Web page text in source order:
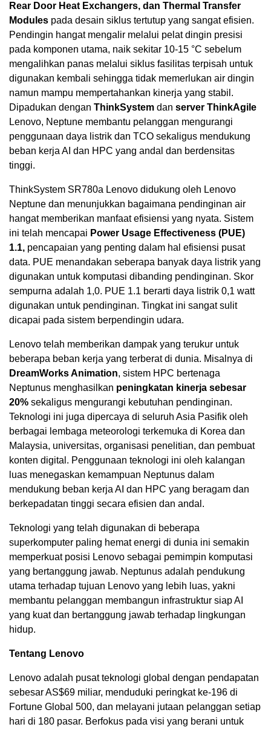
Rear Door Heat Exchangers, dan Thermal Transfer
Modules pada desain siklus tertutup yang sangat efisien.
Pendingin hangat mengalir melalui pelat dingin presisi
pada komponen utama, naik sekitar 10-15 °C sebelum
mengalihkan panas melalui siklus fasilitas terpisah untuk
digunakan kembali sehingga tidak memerlukan air dingin
namun mampu mempertahankan kinerja yang stabil.
Dipadukan dengan ThinkSystem dan server ThinkAgile
Lenovo, Neptune membantu pelanggan mengurangi
penggunaan daya listrik dan TCO sekaligus mendukung
beban kerja AI dan HPC yang andal dan berdensitas
tinggi.
ThinkSystem SR780a Lenovo didukung oleh Lenovo
Neptune dan menunjukkan bagaimana pendinginan air
hangat memberikan manfaat efisiensi yang nyata. Sistem
ini telah mencapai Power Usage Effectiveness (PUE)
1.1, pencapaian yang penting dalam hal efisiensi pusat
data. PUE menandakan seberapa banyak daya listrik yang
digunakan untuk komputasi dibanding pendinginan. Skor
sempurna adalah 1,0. PUE 1.1 berarti daya listrik 0,1 watt
digunakan untuk pendinginan. Tingkat ini sangat sulit
dicapai pada sistem berpendingin udara.
Lenovo telah memberikan dampak yang terukur untuk
beberapa beban kerja yang terberat di dunia. Misalnya di
DreamWorks Animation, sistem HPC bertenaga
Neptunus menghasilkan peningkatan kinerja sebesar
20% sekaligus mengurangi kebutuhan pendinginan.
Teknologi ini juga dipercaya di seluruh Asia Pasifik oleh
berbagai lembaga meteorologi terkemuka di Korea dan
Malaysia, universitas, organisasi penelitian, dan pembuat
konten digital. Penggunaan teknologi ini oleh kalangan
luas menegaskan kemampuan Neptunus dalam
mendukung beban kerja AI dan HPC yang beragam dan
berkepadatan tinggi secara efisien dan andal.
Teknologi yang telah digunakan di beberapa
superkomputer paling hemat energi di dunia ini semakin
memperkuat posisi Lenovo sebagai pemimpin komputasi
yang bertanggung jawab. Neptunus adalah pendukung
utama terhadap tujuan Lenovo yang lebih luas, yakni
membantu pelanggan membangun infrastruktur siap AI
yang kuat dan bertanggung jawab terhadap lingkungan
hidup.
Tentang Lenovo
Lenovo adalah pusat teknologi global dengan pendapatan
sebesar AS$69 miliar, menduduki peringkat ke-196 di
Fortune Global 500, dan melayani jutaan pelanggan setiap
hari di 180 pasar. Berfokus pada visi yang berani untuk